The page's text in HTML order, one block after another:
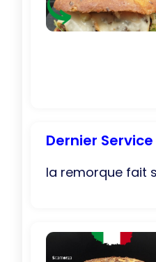
Dernier
la remorque fait